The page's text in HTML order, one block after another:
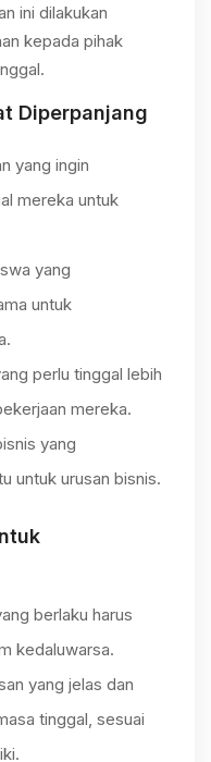
ini dilakukan
kepada pihak
Diperpanjang
yang ingin
mereka untuk
yang
untuk
perlu tinggal lebih
mereka.
yang
untuk urusan bisnis.
berlaku harus
kedaluwarsa.
yang jelas dan
tinggal, sesuai